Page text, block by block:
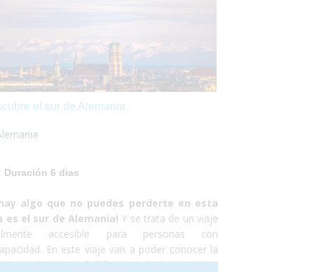
el sur de Alemania
Duración 6 dias
hay algo que no puedes perderte en esta
es el sur de Alemania! Y se trata de un viaje
accesible para personas con
En este viaje van a poder conocer la
ciudad deMúnich, una de las ciudades